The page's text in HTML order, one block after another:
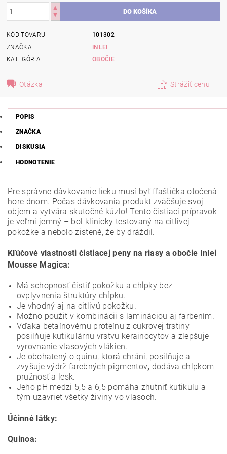
KÓD TOVARU
101302
ZNAČKA
INLEI
KATEGÓRIA
OBOČIE
Otázka Strážiť cenu
POPIS
ZNAČKA
DISKUSIA
HODNOTENIE
Pre správne dávkovanie lieku musí byť fľaštička otočená
hore dnom. Počas dávkovania produkt zväčšuje svoj
objem a vytvára skutočné kúzlo! Tento čistiaci prípravok
je veľmi jemný – bol klinicky testovaný na citlivej
pokožke a nebolo zistené, že by dráždil.
Kľúčové vlastnosti čistiacej peny na riasy a obočie Inlei
Mousse Magica:
Má schopnosť čistiť pokožku a chĺpky bez
ovplyvnenia štruktúry chĺpku.
Je vhodný aj na citlivú pokožku.
Možno použiť v kombinácii s lamináciou aj farbením.
Vďaka betaínovému proteínu z cukrovej trstiny
posilňuje kutikulárnu vrstvu kerainocytov a zlepšuje
vyrovnanie vlasových vlákien.
Je obohatený o quinu, ktorá chráni, posilňuje a
zvyšuje výdrž farebných pigmentov, dodáva chlpkom
pružnosť a lesk.
Jeho pH medzi 5,5 a 6,5 ​​pomáha zhutniť kutikulu a
tým uzavrieť všetky živiny vo vlasoch.
Účinné látky:
Quinoa: